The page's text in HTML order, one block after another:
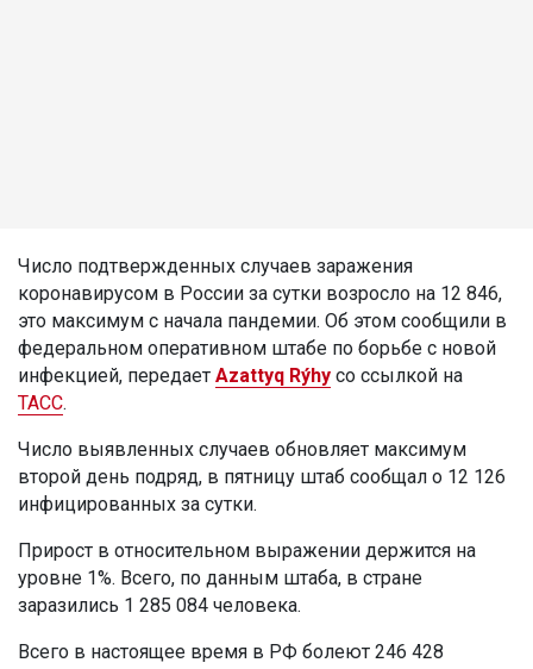
Число подтвержденных случаев заражения
коронавирусом в России за сутки возросло на 12 846,
это максимум с начала пандемии. Об этом сообщили в
федеральном оперативном штабе по борьбе с новой
инфекцией, передает Azattyq Rýhy со ссылкой на
ТАСС.
Число выявленных случаев обновляет максимум
второй день подряд, в пятницу штаб сообщал о 12 126
инфицированных за сутки.
Прирост в относительном выражении держится на
уровне 1%. Всего, по данным штаба, в стране
заразились 1 285 084 человека.
Всего в настоящее время в РФ болеют 246 428